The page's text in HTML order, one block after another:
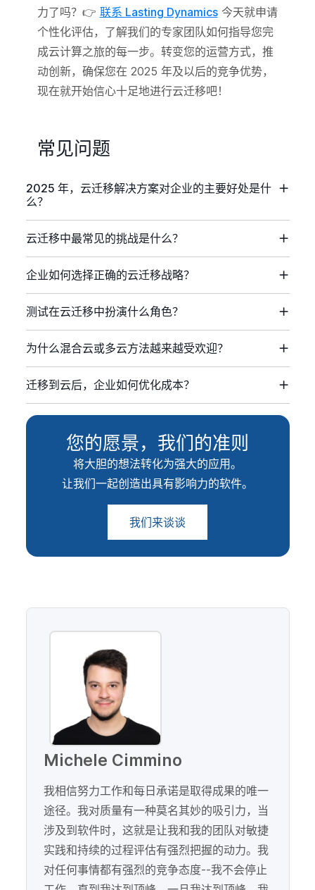
力了吗？👉 联系 Lasting Dynamics今天就申请
个性化评估，了解我们的专家团队如何指导您完
成云计算之旅的每一步。转变您的运营方式，推
动创新，确保您在 2025 年及以后的竞争优势，
现在就开始信心十足地进行云迁移吧！
常见问题
2025 年，云迁移解决方案对企业的主要好处是什
么？
云迁移中最常见的挑战是什么？
企业如何选择正确的云迁移战略？
测试在云迁移中扮演什么角色？
为什么混合云或多云方法越来越受欢迎？
迁移到云后，企业如何优化成本？
您的愿景，我们的准则
将大胆的想法转化为强大的应用。
让我们一起创造出具有影响力的软件。
我们来谈谈
Michele Cimmino
我相信努力工作和每日承诺是取得成果的唯一
途径。我对质量有一种莫名其妙的吸引力，当
涉及到软件时，这就是让我和我的团队对敏捷
实践和持续的过程评估有强烈把握的动力。我
对任何事情都有强烈的竞争态度--我不会停止